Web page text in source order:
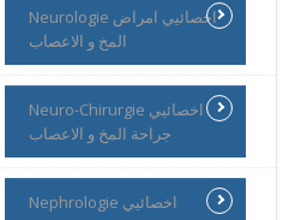
Neurologie اخصائيي امراض
المخ و الاعصاب
Neuro-Chirurgie اخصائيي
جراحة المخ و الاعصاب
Nephrologie اخصائيي